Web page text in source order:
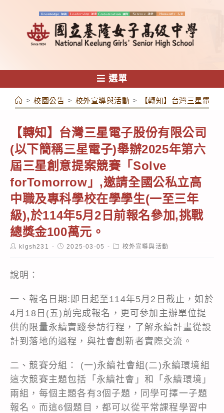
容
選單
> 校園公告 > 校外宣導與活動 > 【轉知】台灣三星電
【轉知】台灣三星電子股份有限公司
(以下簡稱三星電子)舉辦2025年第六
屆三星創意提案競賽「Solve
forTomorrow」,邀請全國公私立高
中職及專科學校在學學生(一至三年
級),於114年5月2日前報名參加,挑戰
總獎金100萬元。
Postklgsh231
Post2025-03-05
Post校外宣導與活動
說明：
一、報名日期:即日起至114年5月2日截止，如於
4月18日(五)前完成報名，更可參加主辦單位提
供的限量永續實踐參訪行程，了解永續計畫從設
計到落地的過程，與社會創新者實際交流。
二、競賽分組： (一)永續社會組(二)永續環境組
這次競賽主題包括「永續社會」和「永續環境」
兩組，每個主題各有3個子題，同學可擇一子題
報名。而這6個題目，都可以從平常課程學習中